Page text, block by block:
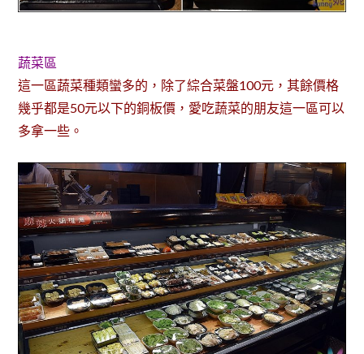
蔬菜區
這一區蔬菜種類蠻多的，除了綜合菜盤100元，其餘價格
幾乎都是50元以下的銅板價，愛吃蔬菜的朋友這一區可以
多拿一些。